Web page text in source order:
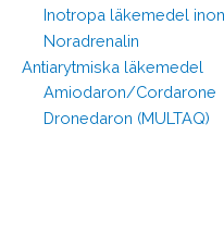
Inotropa läkemedel
Noradrenalin
Antiarytmiska läkemedel
Amiodaron/Cordarone
Dronedaron (MULTAQ)